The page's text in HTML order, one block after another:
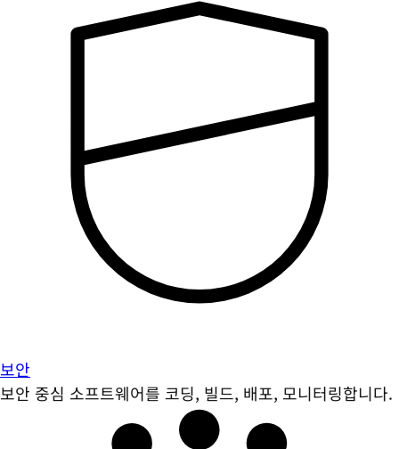
보안
보안 중심 소프트웨어를 코딩, 빌드, 배포, 모니터링합니다.